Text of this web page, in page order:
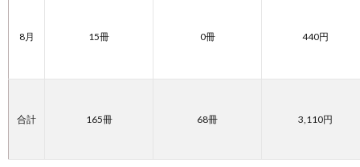
8月 15冊 0冊 440円
合計 165冊 68冊 3,110円